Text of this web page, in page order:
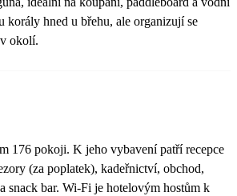
korály hned u břehu, ale organizují se
okolí.
176 pokoji. K jeho vybavení patří recepce
(za poplatek), kadeřnictví, obchod,
snack bar. Wi-Fi je hotelovým hostům k